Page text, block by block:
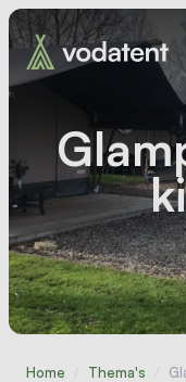
Home Thema's